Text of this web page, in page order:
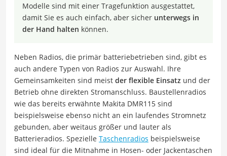
Modelle sind mit einer Tragefunktion ausgestattet,
damit Sie es auch einfach, aber sicher unterwegs in
der Hand halten können.
Neben Radios, die primär batteriebetrieben sind, gibt es
auch andere Typen von Radios zur Auswahl. Ihre
Gemeinsamkeiten sind meist der flexible Einsatz und der
Betrieb ohne direkten Stromanschluss. Baustellenradios
wie das bereits erwähnte Makita DMR115 sind
beispielsweise ebenso nicht an ein laufendes Stromnetz
gebunden, aber weitaus größer und lauter als
Batterieradios. Spezielle Taschenradios beispielsweise
sind ideal für die Mitnahme in Hosen- oder Jackentaschen